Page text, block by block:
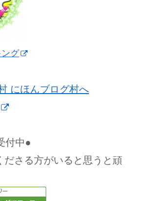
グ
付中●
ださる方がいると思うと頑